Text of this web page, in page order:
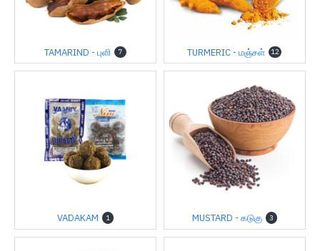
TAMARIND - புளி 7 TURMERIC - மஞ்சள் 12
VADAKAM 1 MUSTARD - கடுகு 3